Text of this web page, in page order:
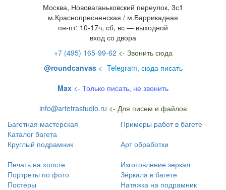
Москва, Нововаганьковский переулок, 3с1
м.Краснопресненская / м.Баррикадная
пн-пт: 10-17ч, сб, вс — выходной
вход со двора
+7 (495) 165-99-62 <- Звонить сюда
@roundcanvas <- Telegram, сюда писать
Max <- Только писать, не звонить
info@artetrastudio.ru <- Для писем и файлов
Багетная мастерская
Каталог багета
Круглый подрамник
Печать на холсте
Портреты по фото
Постеры
Примеры работ в багете
Арт обработки
Изготовление зеркал
Зеркала в багете
Натяжка на подрамник